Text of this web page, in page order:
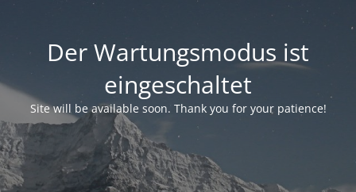
Der Wartungsmodus ist
eingeschaltet
Site will be available soon. Thank you for your patience!